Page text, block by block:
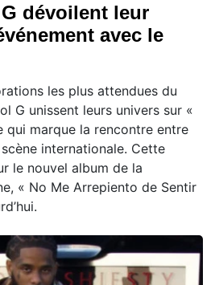
dévoilent leur
avec le
les plus attendues du
G unissent leurs univers sur «
qui marque la rencontre entre
internationale. Cette
le nouvel album de la
« No Me Arrepiento de Sentir